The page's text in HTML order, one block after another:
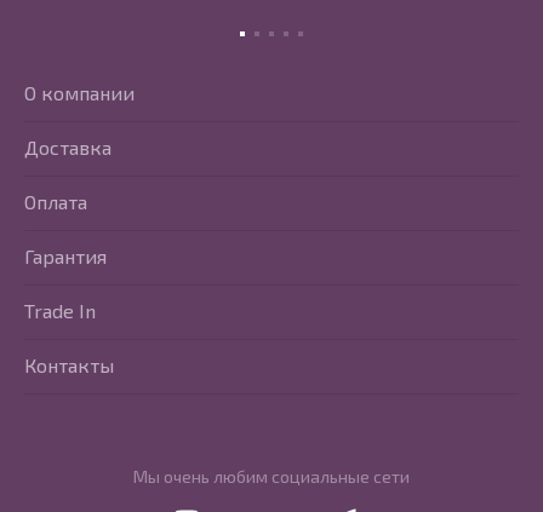
Мы очень любим социальные сети
О компании
Доставка
Оплата
Гарантия
Trade In
Контакты